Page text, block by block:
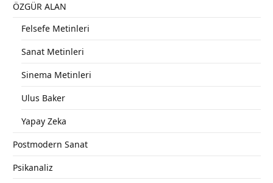
ÖZGÜR ALAN
Felsefe Metinleri
Sanat Metinleri
Sinema Metinleri
Ulus Baker
Yapay Zeka
Postmodern Sanat
Psikanaliz